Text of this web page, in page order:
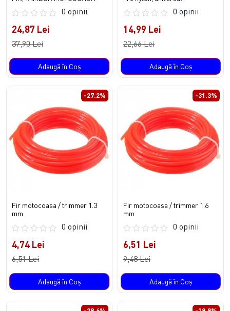
0 opinii
24,87 Lei
37,90 Lei
Adaugă în Coş
0 opinii
14,99 Lei
22,66 Lei
Adaugă în Coş
-27.2%
Fir motocoasa / trimmer 1.3
mm
0 opinii
4,74 Lei
6,51 Lei
Adaugă în Coş
-31.3%
Fir motocoasa / trimmer 1.6
mm
0 opinii
6,51 Lei
9,48 Lei
Adaugă în Coş